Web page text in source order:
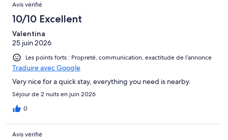
Avis vérifié
10/10 Excellent
Valentina
25 juin 2026
Les points forts : Propreté, communication, exactitude de l’annonce
Traduire avec Google
Very nice for a quick stay, everything you need is nearby.
Séjour de 2 nuits en juin 2026
0
Avis vérifié